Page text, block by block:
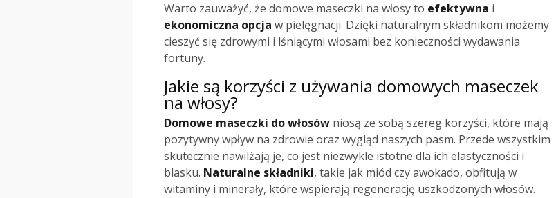
Warto zauważyć, że domowe maseczki na włosy to efektywna i
ekonomiczna opcja w pielęgnacji. Dzięki naturalnym składnikom możemy
cieszyć się zdrowymi i lśniącymi włosami bez konieczności wydawania
fortuny.
Jakie są korzyści z używania domowych maseczek
na włosy?
Domowe maseczki do włosów niosą ze sobą szereg korzyści, które mają
pozytywny wpływ na zdrowie oraz wygląd naszych pasm. Przede wszystkim
skutecznie nawilżają je, co jest niezwykle istotne dla ich elastyczności i
blasku. Naturalne składniki, takie jak miód czy awokado, obfitują w
witaminy i minerały, które wspierają regenerację uszkodzonych włosów.